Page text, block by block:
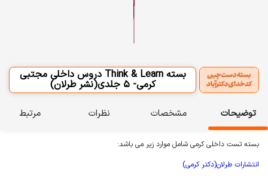
بسته Think & Learn دروس داخلی مجتبی
کرمی- 5 جلدی(نشر طرلان)
توضیحات مشخصات نظرات مرتبط
بسته تست داخلی کرمی شامل موارد زیر می باشد:
انتشارات طرلان(دکتر کرمی)